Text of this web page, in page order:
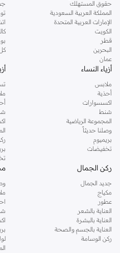
تسوقي دوروثي بيركنز اون لاين من نمشي
دوروثي بيركنز الشهيرة. تصفحي المجموعة
استخدمي القائمة لتحديد تجربة تسوق
والدعم الاستثنائي يضمن لك تجربة تسوق
حقوق المستهلك
المملكة العربية السعودية
الإمارات العربية المتحدة
الكويت
قطر
البحرين
عمان
أزياء النساء
ملابس
أحذية
اكسسوارات
شنط
المجموعة الرياضية
وصلنا حديثاً
بريميوم
تخفيضات
ركن الجمال
جديد الجمال
مكياج
عطور
العناية بالشعر
العناية بالبشرة
العناية بالجسم والصحة
ركن الوسامة